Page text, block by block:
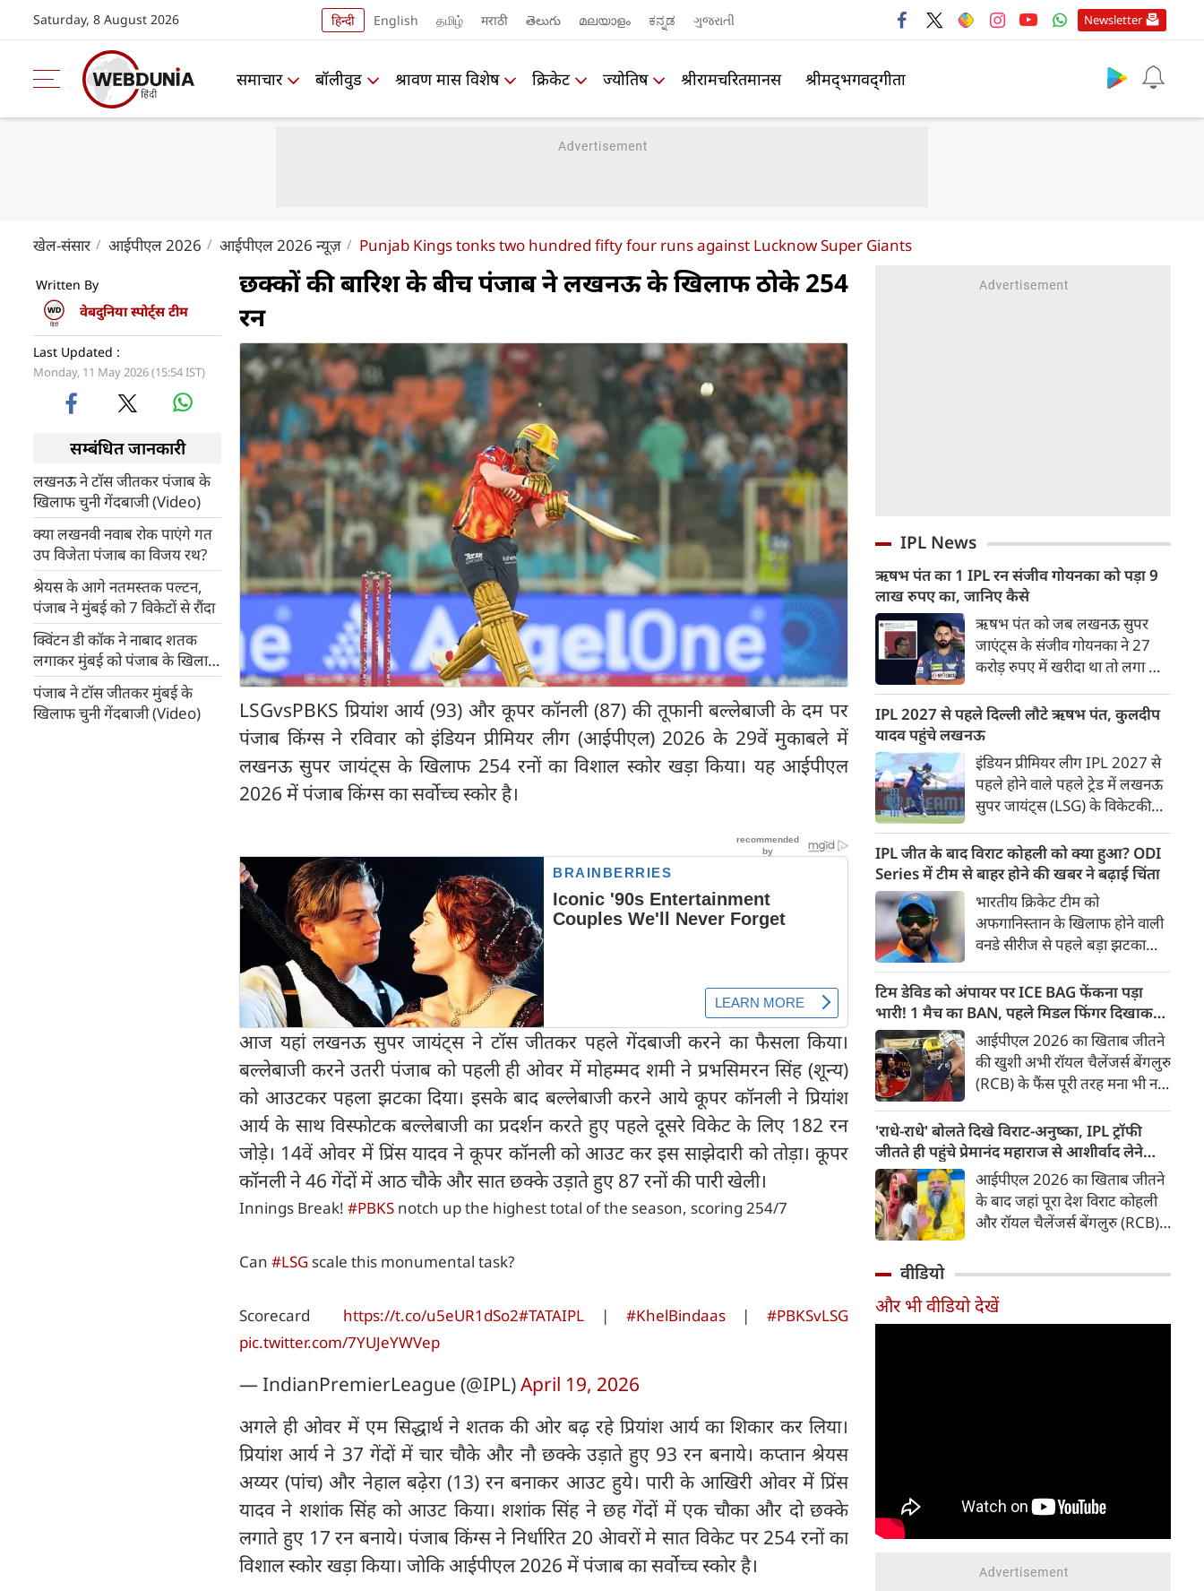
Saturday, 8 August 2026 हिन्दी English தமிழ் मराठी తెలుగు മലയാളം ಕನ್ನಡ ગુજરાતી Newsletter
समाचार बॉलीवुड श्रावण मास विशेष क्रिकेट ज्योतिष श्रीरामचरितमानस श्रीमद्‍भगवद्‍गीता
खेल-संसार आईपीएल 2026 आईपीएल 2026 न्यूज़ Punjab Kings tonks two hundred fifty four runs against Lucknow Super Giants
Written By
वेबदुनिया स्पोर्ट्स टीम
Last Updated :
Monday, 11 May 2026 (15:54 IST)
सम्बंधित जानकारी
लखनऊ ने टॉस जीतकर पंजाब के
खिलाफ चुनी गेंदबाजी (Video)
क्या लखनवी नवाब रोक पाएंगे गत
उप विजेता पंजाब का विजय रथ?
श्रेयस के आगे नतमस्तक पल्टन,
पंजाब ने मुंबई को 7 विकेटों से रौंदा
क्विंटन डी कॉक ने नाबाद शतक
लगाकर मुंबई को पंजाब के खिलाफ
पहुंचाया 195 रनों तक
पंजाब ने टॉस जीतकर मुंबई के
खिलाफ चुनी गेंदबाजी (Video)
छक्कों की बारिश के बीच पंजाब ने लखनऊ के खिलाफ ठोके 254
रन
LSGvsPBKS प्रियांश आर्य (93) और कूपर कॉनली (87) की तूफानी बल्लेबाजी के दम पर
पंजाब किंग्स ने रविवार को इंडियन प्रीमियर लीग (आईपीएल) 2026 के 29वें मुकाबले में
लखनऊ सुपर जायंट्स के खिलाफ 254 रनों का विशाल स्कोर खड़ा किया। यह आईपीएल
2026 में पंजाब किंग्स का सर्वोच्च स्कोर है।
आज यहां लखनऊ सुपर जायंट्स ने टॉस जीतकर पहले गेंदबाजी करने का फैसला किया।
बल्लेबाजी करने उतरी पंजाब को पहली ही ओवर में मोहम्मद शमी ने प्रभसिमरन सिंह (शून्य)
को आउटकर पहला झटका दिया। इसके बाद बल्लेबाजी करने आये कूपर कॉनली ने प्रियांश
आर्य के साथ विस्फोटक बल्लेबाजी का प्रदर्शन करते हुए पहले दूसरे विकेट के लिए 182 रन
जोड़े। 14वें ओवर में प्रिंस यादव ने कूपर कॉनली को आउट कर इस साझेदारी को तोड़ा। कूपर
कॉनली ने 46 गेंदों में आठ चौके और सात छक्के उड़ाते हुए 87 रनों की पारी खेली।
Innings Break! #PBKS notch up the highest total of the season, scoring 254/7
Can #LSG scale this monumental task?
Scorecard https://t.co/u5eUR1dSo2#TATAIPL | #KhelBindaas|#PBKSvLSG
pic.twitter.com/7YUJeYWVep
— IndianPremierLeague (@IPL)April 19, 2026
अगले ही ओवर में एम सिद्धार्थ ने शतक की ओर बढ़ रहे प्रियांश आर्य का शिकार कर लिया।
प्रियांश आर्य ने 37 गेंदों में चार चौके और नौ छक्के उड़ाते हुए 93 रन बनाये। कप्तान श्रेयस
अय्यर (पांच) और नेहाल बढ़ेरा (13) रन बनाकर आउट हुये। पारी के आखिरी ओवर में प्रिंस
यादव ने शशांक सिंह को आउट किया। शशांक सिंह ने छह गेंदों में एक चौका और दो छक्के
लगाते हुए 17 रन बनाये। पंजाब किंग्स ने निर्धारित 20 अेावरों मे सात विकेट पर 254 रनों का
विशाल स्कोर खड़ा किया। जोकि आईपीएल 2026 में पंजाब का सर्वोच्च स्कोर है।
IPL News
ऋषभ पंत का 1 IPL रन संजीव गोयनका को पड़ा 9
लाख रुपए का, जानिए कैसे
ऋषभ पंत को जब लखनऊ सुपर
जाएंट्स के संजीव गोयनका ने 27
करोड़ रुपए में खरीदा था तो लगा था
पहुंचाएंग लेकिन उनका खुदका बल्ला
इतना शांत रहा कि लखनऊ गहराई में
पहुंच गई।
IPL 2027 से पहले दिल्ली लौटे ऋषभ पंत, कुलदीप
यादव पहुंचे लखनऊ
इंडियन प्रीमियर लीग IPL 2027 से
पहले होने वाले पहले ट्रेड में लखनऊ
सुपर जायंट्स (LSG) के विकेटकीपर-
पुरानी फ़्रैंचाइजी दिल्ली कैपिटल्स
(DC) को वापस भेजने और बदले में
भारत के स्पिनर कुलदीप यादव को
अपनी टीम में शामिल करने की तैयारी
पूरी हो गई है। ट्रेड के तहत रवींद्र
जाडेजा के बाद पंत दूसरे बड़े खिलाड़ी
होंगे जिनकी सैलरी कम होगी।
IPL जीत के बाद विराट कोहली को क्या हुआ? ODI
Series में टीम से बाहर होने की खबर ने बढ़ाई चिंता
भारतीय क्रिकेट टीम को
अफगानिस्तान के खिलाफ होने वाली
वनडे सीरीज से पहले बड़ा झटका
स्टार बल्लेबाज विराट कोहली
हैमस्ट्रिंग चोट के चलते पूरी सीरीज से
बाहर हो गए हैं। यह सीरीज 13 जून
से धर्मशाला में शुरू होने जा रही है,
लेकिन उससे पहले कोहली की
अनुपस्थिति ने टीम मैनेजमेंट की
चिंताएं बढ़ा दी हैं।
टिम डेविड को अंपायर पर ICE BAG फेंकना पड़ा
भारी! 1 मैच का BAN, पहले मिडल फिंगर दिखाकर
भी फंसे थे
आईपीएल 2026 का खिताब जीतने
की खुशी अभी रॉयल चैलेंजर्स बेंगलुरु
(RCB) के फैंस पूरी तरह मना भी नहीं
खबर सामने आ गई। RCB के
विस्फोटक बल्लेबाज टिम डेविड
(Tim David) को IPL Code of
Conduct का उल्लंघन करना भारी
पड़ गया है। फाइनल मुकाबले के
दौरान की गई एक हरकत की वजह से
गया है, बल्कि अगले सीजन के पहले
मैच से भी बाहर कर दिया गया है।
'राधे-राधे' बोलते दिखे विराट-अनुष्का, IPL ट्रॉफी
जीतते ही पहुंचे प्रेमानंद महाराज से आशीर्वाद लेने
[VIDEO]
आईपीएल 2026 का खिताब जीतने
के बाद जहां पूरा देश विराट कोहली
और रॉयल चैलेंजर्स बेंगलुरु (RCB)
आध्यात्मिक राह को चुना। ट्रॉफी
जीतने के कुछ ही समय बाद दोनों
वीडियो
और भी वीडियो देखें